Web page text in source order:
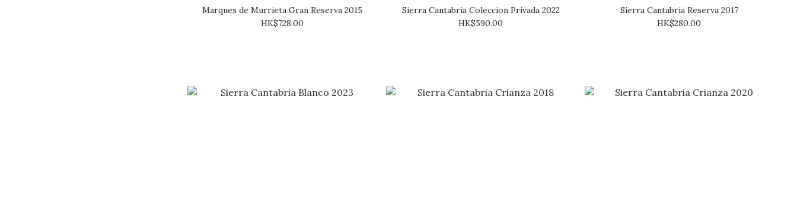
Marques de Murrieta Gran Reserva 2015
HK$728.00
Sierra Cantabria Coleccion Privada 2022
HK$590.00
Sierra Cantabria Reserva 2017
HK$280.00